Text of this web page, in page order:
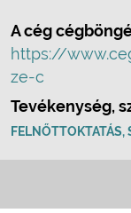
A cég
https://
ze-c
Tevékenység,
FELNŐTTOKTATÁS,